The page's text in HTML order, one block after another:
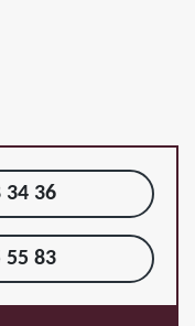
34 36
55 83